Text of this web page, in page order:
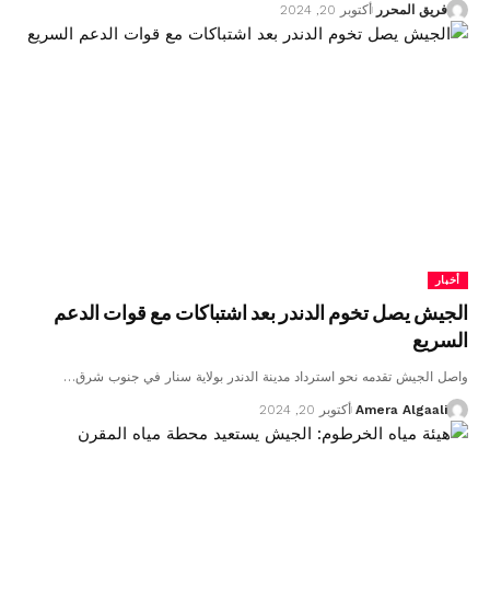
فريق المحرر أكتوبر 20, 2024
أخبار
الجيش يصل تخوم الدندر بعد اشتباكات مع قوات الدعم
السريع
واصل الجيش تقدمه نحو استرداد مدينة الدندر بولاية سنار في جنوب شرق…
Amera Algaali أكتوبر 20, 2024